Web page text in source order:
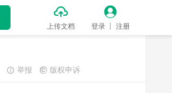

上传文档

登录 注册
 举报  版权申诉